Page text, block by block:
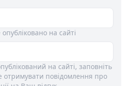
на сайті
на сайті, заповніть
повідомлення про